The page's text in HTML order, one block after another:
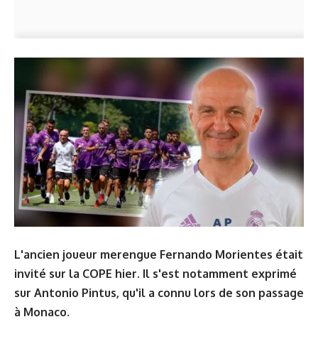
L'ancien joueur merengue Fernando Morientes était
invité sur la COPE hier. Il s'est notamment exprimé
sur Antonio Pintus, qu'il a connu lors de son passage
à Monaco.